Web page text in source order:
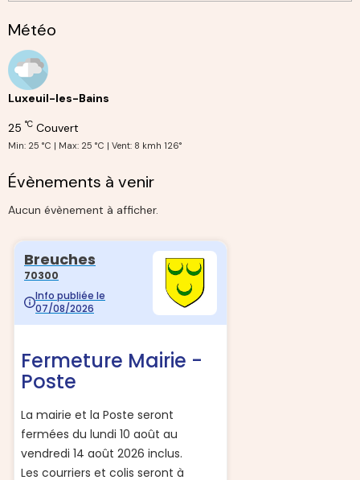
Météo
Luxeuil-les-Bains
25 °C Couvert
Min: 25 °C | Max: 25 °C | Vent: 8 kmh 126°
Évènements à venir
Aucun évènement à afficher.